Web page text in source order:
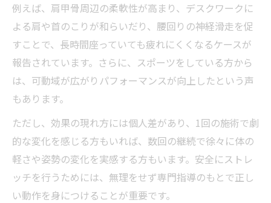
例えば、肩甲骨周辺の柔軟性が高まり、デスクワークに
よる肩や首のこりが和らいだり、腰回りの神経滑走を促
すことで、長時間座っていても疲れにくくなるケースが
報告されています。さらに、スポーツをしている方から
は、可動域が広がりパフォーマンスが向上したという声
もあります。
ただし、効果の現れ方には個人差があり、1回の施術で劇
的な変化を感じる方もいれば、数回の継続で徐々に体の
軽さや姿勢の変化を実感する方もいます。安全にストレ
ッチを行うためには、無理をせず専門指導のもとで正し
い動作を身につけることが重要です。